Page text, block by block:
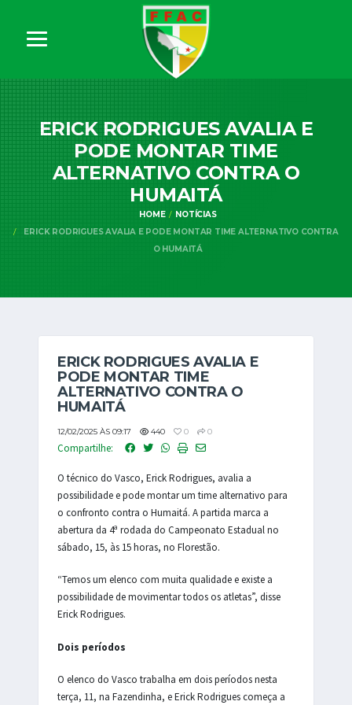
ERICK RODRIGUES AVALIA E
PODE MONTAR TIME
ALTERNATIVO CONTRA O
HUMAITÁ
HOME
NOTÍCIAS
ERICK RODRIGUES AVALIA E PODE MONTAR TIME ALTERNATIVO CONTRA
O HUMAITÁ
ERICK RODRIGUES AVALIA E
PODE MONTAR TIME
ALTERNATIVO CONTRA O
HUMAITÁ
12/02/2025 ÀS 09:17 440 0 0
Compartilhe:
O técnico do Vasco, Erick Rodrigues, avalia a
possibilidade e pode montar um time alternativo para
o confronto contra o Humaitá. A partida marca a
abertura da 4ª rodada do Campeonato Estadual no
sábado, 15, às 15 horas, no Florestão.
“Temos um elenco com muita qualidade e existe a
possibilidade de movimentar todos os atletas”, disse
Erick Rodrigues.
Dois períodos
O elenco do Vasco trabalha em dois períodos nesta
terça, 11, na Fazendinha, e Erick Rodrigues começa a